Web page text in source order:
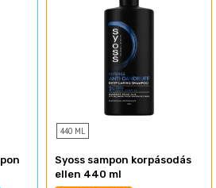
440 ML
Syoss sampon korpásodás
ellen 440 ml